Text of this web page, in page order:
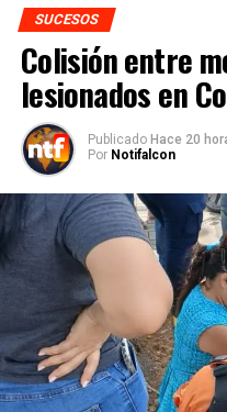
SUCESOS
Colisión entre
lesionados en
Publicado Hace 20
Por Notifalcon